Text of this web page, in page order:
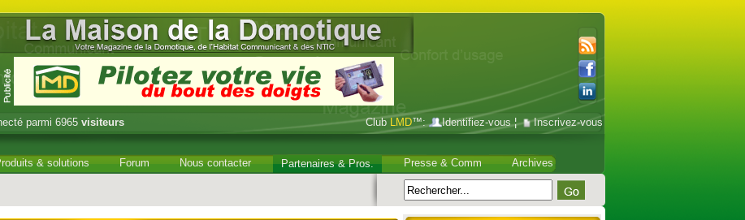
parmi 6965 visiteurs Club LMD™: Identifiez-vous¦ Inscrivez-vous
& solutions Forum Nous contacter Partenaires & Pros. Presse & Comm Archives